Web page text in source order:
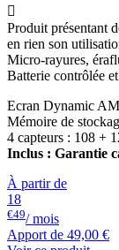

Produit présentant
en rien son
Micro-rayures,
Batterie contrôlée
Ecran Dynamic
Mémoire de
4 capteurs : 108 +
Inclus : Garantie
À partir de
18
€49/ mois
Apport de 49,00 €